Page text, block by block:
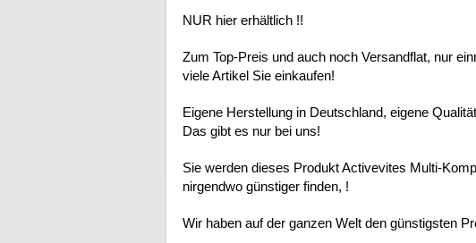
NUR hier erhältlich !!
Zum Top-Preis und auch noch Versandflat, nur
viele Artikel Sie einkaufen!
Eigene Herstellung in Deutschland, eigene
Das gibt es nur bei uns!
Sie werden dieses Produkt Activevites Multi-
nirgendwo günstiger finden, !
Wir haben auf der ganzen Welt den günstigsten